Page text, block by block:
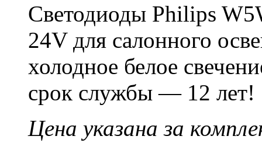
Светодиоды Philips
24V для салонного
холодное белое
срок службы — 12 лет!
Цена указана за